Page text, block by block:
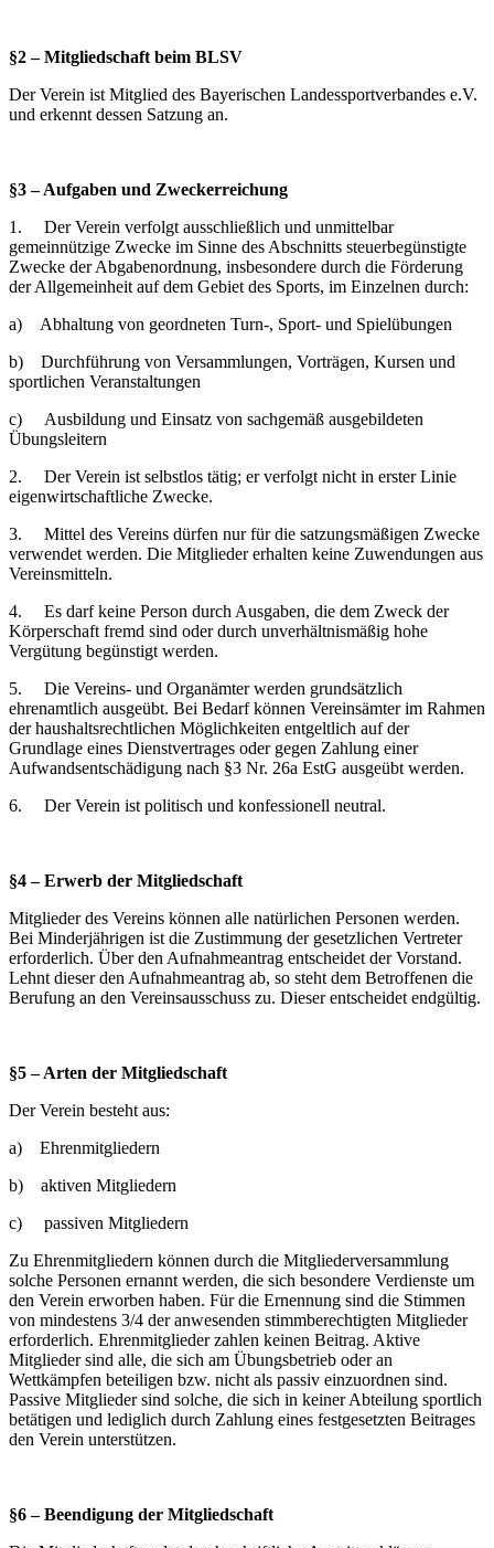
§2 – Mitgliedschaft beim BLSV
Der Verein ist Mitglied des Bayerischen Landessportverbandes e.V.
und erkennt dessen Satzung an.
§3 – Aufgaben und Zweckerreichung
1. Der Verein verfolgt ausschließlich und unmittelbar
gemeinnützige Zwecke im Sinne des Abschnitts steuerbegünstigte
Zwecke der Abgabenordnung, insbesondere durch die Förderung
der Allgemeinheit auf dem Gebiet des Sports, im Einzelnen durch:
a) Abhaltung von geordneten Turn-, Sport- und Spielübungen
b) Durchführung von Versammlungen, Vorträgen, Kursen und
sportlichen Veranstaltungen
c) Ausbildung und Einsatz von sachgemäß ausgebildeten
Übungsleitern
2. Der Verein ist selbstlos tätig; er verfolgt nicht in erster Linie
eigenwirtschaftliche Zwecke.
3. Mittel des Vereins dürfen nur für die satzungsmäßigen Zwecke
verwendet werden. Die Mitglieder erhalten keine Zuwendungen aus
Vereinsmitteln.
4. Es darf keine Person durch Ausgaben, die dem Zweck der
Körperschaft fremd sind oder durch unverhältnismäßig hohe
Vergütung begünstigt werden.
5. Die Vereins- und Organämter werden grundsätzlich
ehrenamtlich ausgeübt. Bei Bedarf können Vereinsämter im Rahmen
der haushaltsrechtlichen Möglichkeiten entgeltlich auf der
Grundlage eines Dienstvertrages oder gegen Zahlung einer
Aufwandsentschädigung nach §3 Nr. 26a EstG ausgeübt werden.
6. Der Verein ist politisch und konfessionell neutral.
§4 – Erwerb der Mitgliedschaft
Mitglieder des Vereins können alle natürlichen Personen werden.
Bei Minderjährigen ist die Zustimmung der gesetzlichen Vertreter
erforderlich. Über den Aufnahmeantrag entscheidet der Vorstand.
Lehnt dieser den Aufnahmeantrag ab, so steht dem Betroffenen die
Berufung an den Vereinsausschuss zu. Dieser entscheidet endgültig.
§5 – Arten der Mitgliedschaft
Der Verein besteht aus:
a) Ehrenmitgliedern
b) aktiven Mitgliedern
c) passiven Mitgliedern
Zu Ehrenmitgliedern können durch die Mitgliederversammlung
solche Personen ernannt werden, die sich besondere Verdienste um
den Verein erworben haben. Für die Ernennung sind die Stimmen
von mindestens 3/4 der anwesenden stimmberechtigten Mitglieder
erforderlich. Ehrenmitglieder zahlen keinen Beitrag. Aktive
Mitglieder sind alle, die sich am Übungsbetrieb oder an
Wettkämpfen beteiligen bzw. nicht als passiv einzuordnen sind.
Passive Mitglieder sind solche, die sich in keiner Abteilung sportlich
betätigen und lediglich durch Zahlung eines festgesetzten Beitrages
den Verein unterstützen.
§6 – Beendigung der Mitgliedschaft